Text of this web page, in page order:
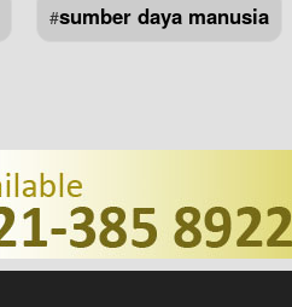
#sumber daya manusia